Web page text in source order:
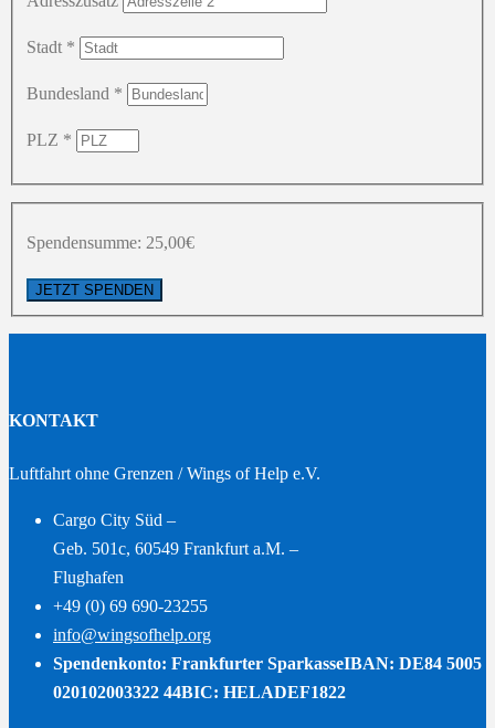
Stadt *
Bundesland *
PLZ *
Spendensumme: 25,00€
KONTAKT
Luftfahrt ohne Grenzen / Wings of Help e.V.
Cargo City Süd –
Geb. 501c, 60549 Frankfurt a.M. –
Flughafen
+49 (0) 69 690-23255
info@wingsofhelp.org
Spendenkonto: Frankfurter SparkasseIBAN: DE84 5005
020102003322 44BIC: HELADEF1822